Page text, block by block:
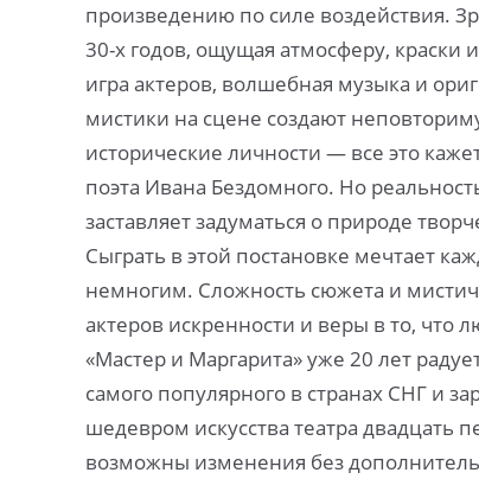
произведению по силе воздействия.
30-х годов, ощущая атмосферу, краски
игра актеров, волшебная музыка и
мистики на сцене создают
исторические личности — все это
поэта Ивана Бездомного. Но
заставляет задуматься о природе
Сыграть в этой постановке мечтает
немногим. Сложность сюжета и
актеров искренности и веры в то, что
«Мастер и Маргарита» уже 20 лет
самого популярного в странах СНГ и
шедевром искусства театра двадцать
возможны изменения без